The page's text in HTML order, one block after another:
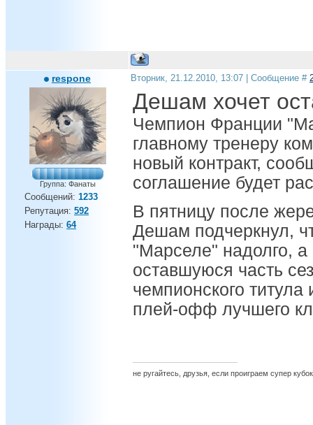
respone
Группа: Фанаты
Сообщений: 1233
Репутация: 592
Награды: 64
Вторник, 21.12.2010, 13:07 | Сообщение #
Дешам хочет
Чемпион Франции
главному тренеру
новый контракт,
соглашение будет
В пятницу после
Дешам подчеркнул,
"Марселе" надолго,
оставшуюся часть
чемпионского
плей-офф лучшего
не ругайтесь, друзья, если проиграем супер